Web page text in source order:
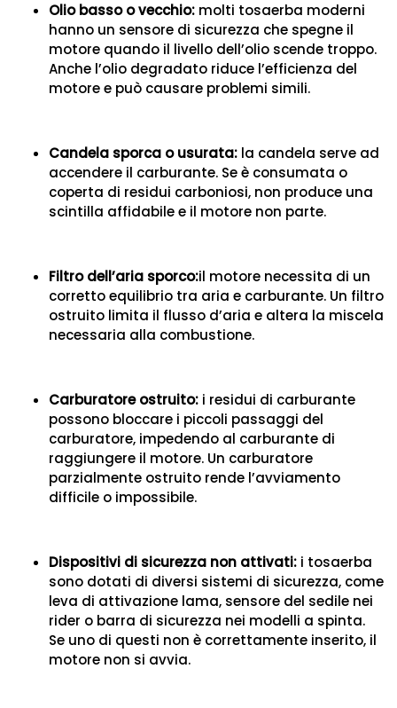
Olio basso o vecchio: molti tosaerba moderni
hanno un sensore di sicurezza che spegne il
motore quando il livello dell’olio scende troppo.
Anche l’olio degradato riduce l’efficienza del
motore e può causare problemi simili.
Candela sporca o usurata: la candela serve ad
accendere il carburante. Se è consumata o
coperta di residui carboniosi, non produce una
scintilla affidabile e il motore non parte.
Filtro dell’aria sporco:il motore necessita di un
corretto equilibrio tra aria e carburante. Un filtro
ostruito limita il flusso d’aria e altera la miscela
necessaria alla combustione.
Carburatore ostruito: i residui di carburante
possono bloccare i piccoli passaggi del
carburatore, impedendo al carburante di
raggiungere il motore. Un carburatore
parzialmente ostruito rende l’avviamento
difficile o impossibile.
Dispositivi di sicurezza non attivati: i tosaerba
sono dotati di diversi sistemi di sicurezza, come
leva di attivazione lama, sensore del sedile nei
rider o barra di sicurezza nei modelli a spinta.
Se uno di questi non è correttamente inserito, il
motore non si avvia.